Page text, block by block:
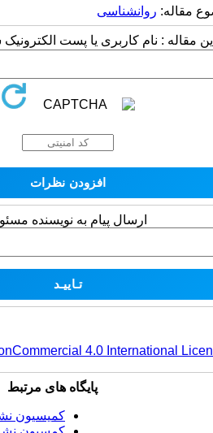
مقاله: روانشناسی
مقاله : نام کاربری یا پست
ارسال پیام به نویسنده
4.0 International
پایگاه های مرتبط
کمیسیون